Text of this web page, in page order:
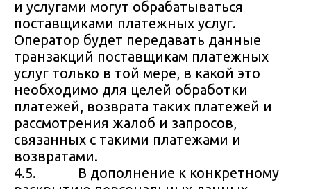
и услугами могут обрабатываться
поставщиками платежных услуг.
Оператор будет передавать данные
транзакций поставщикам платежных
услуг только в той мере, в какой это
необходимо для целей обработки
платежей, возврата таких платежей и
рассмотрения жалоб и запросов,
связанных с такими платежами и
возвратами.
4.5. В дополнение к конкретному